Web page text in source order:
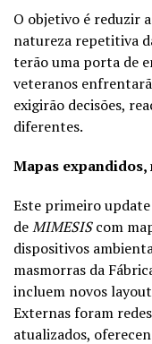
O objetivo é reduzir
natureza repetitiva
terão uma porta de
veteranos
exigirão decisões,
diferentes.
Mapas
Este primeiro
deMIMESIScom
dispositivos
masmorras da
incluem novos
Externas foram
atualizados,